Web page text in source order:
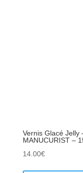
Vernis Glacé Jelly
MANUCURIST –
14.00€